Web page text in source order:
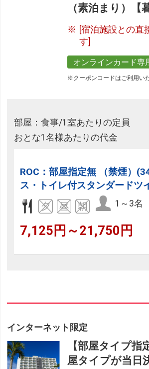
（素泊まり）【
[宿泊施設との直
す]
オンラインカード専
※クーポンコードはご利用い
部屋：食事/1室あたりの定員
おとな1名様あたりの代金
ROC：部屋指定無 （禁煙）
ス・トイレ付スタンダードツ
1～3名
7,125円～21,750円
インターネット限定
【部屋タイプ指
屋タイプが当日